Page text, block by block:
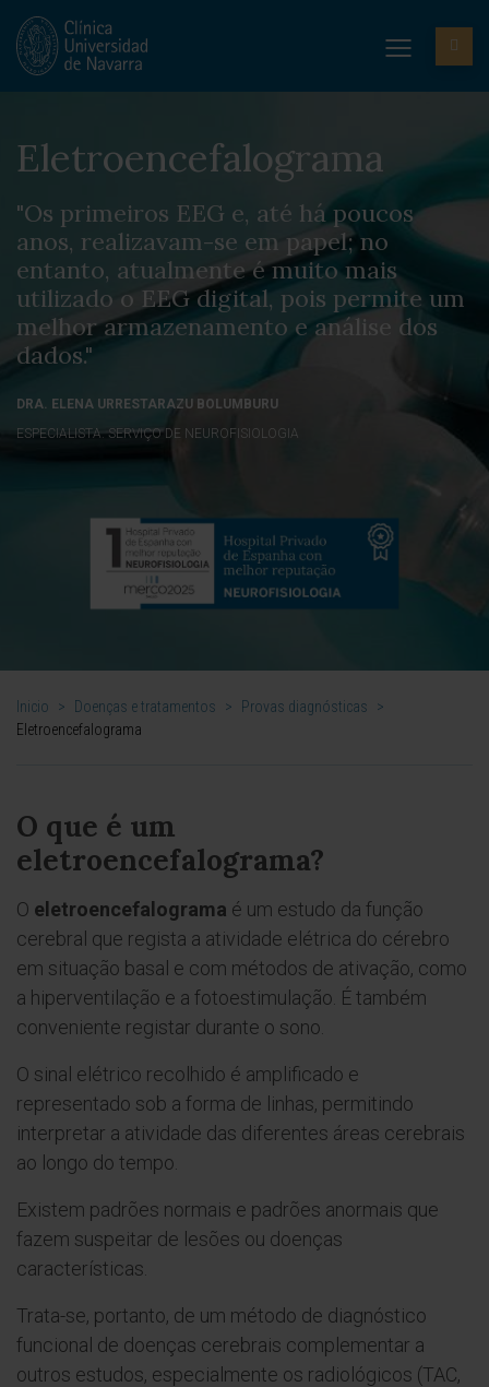
Eletroencefalograma
"Os primeiros EEG e, até há poucos
anos, realizavam-se em papel; no
entanto, atualmente é muito mais
utilizado o EEG digital, pois permite um
melhor armazenamento e análise dos
dados."
DRA. ELENA URRESTARAZU BOLUMBURU
ESPECIALISTA. SERVIÇO DE NEUROFISIOLOGIA
Inicio > Doenças e tratamentos > Provas diagnósticas
>
Eletroencefalograma
O que é um
eletroencefalograma?
O eletroencefalograma é um estudo da função
cerebral que regista a atividade elétrica do cérebro
em situação basal e com métodos de ativação, como
a hiperventilação e a fotoestimulação. É também
conveniente registar durante o sono.
O sinal elétrico recolhido é amplificado e
representado sob a forma de linhas, permitindo
interpretar a atividade das diferentes áreas cerebrais
ao longo do tempo.
Existem padrões normais e padrões anormais que
fazem suspeitar de lesões ou doenças
características.
Trata-se, portanto, de um método de diagnóstico
funcional de doenças cerebrais complementar a
outros estudos, especialmente os radiológicos (TAC,